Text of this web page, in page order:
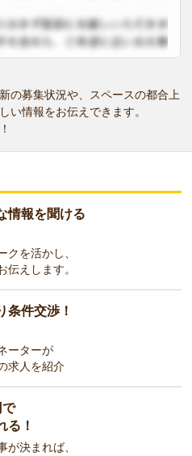
の募集状況や、スペースの都合上
い情報をお伝えできます。
情報を聞ける
クを活かし、
伝えします。
条件交渉！
ーターが
求人を紹介
で
る！
が決まれば、